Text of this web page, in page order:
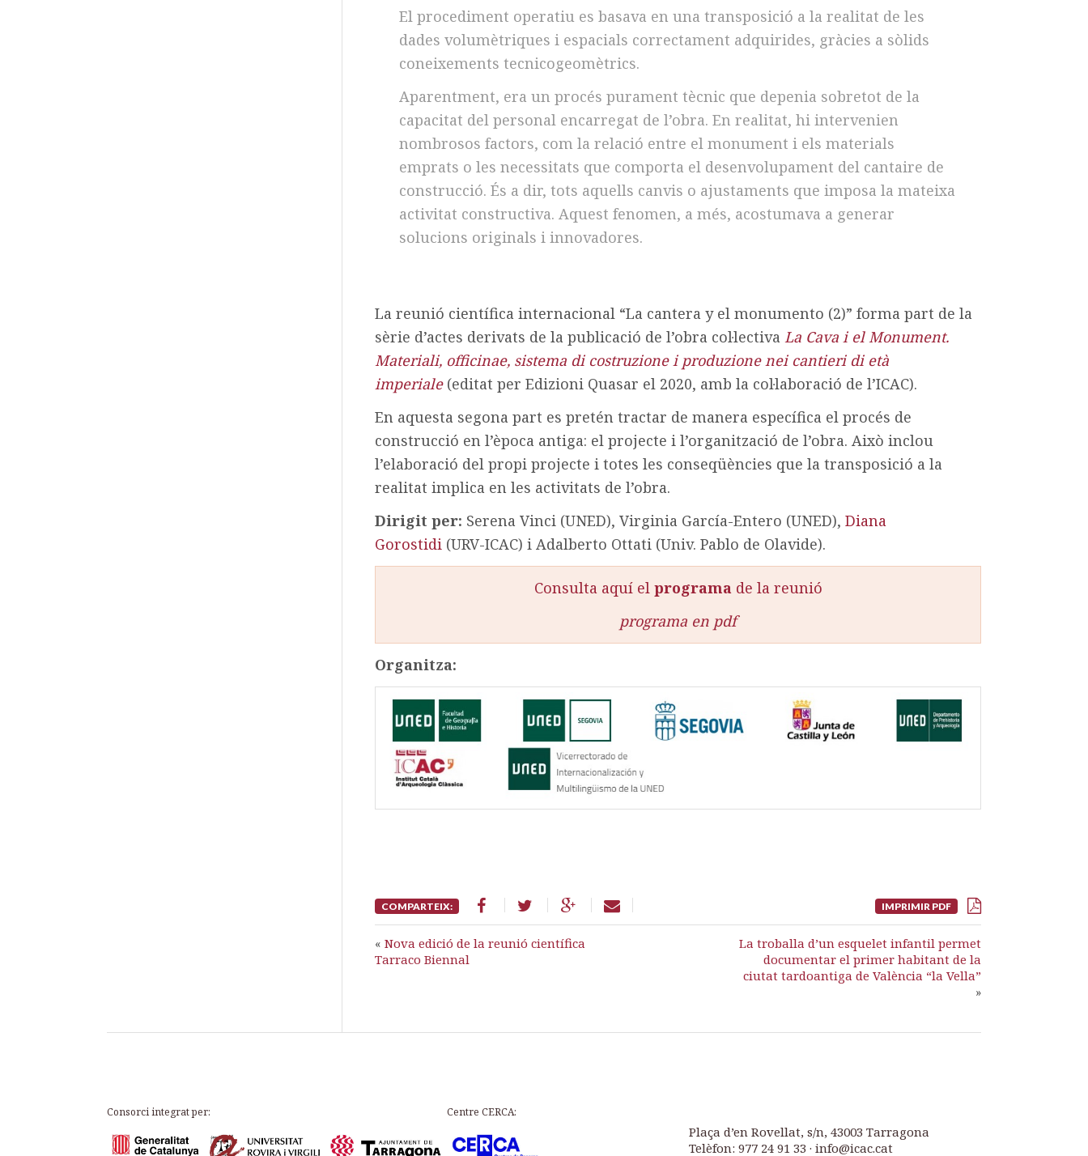
El procediment operatiu es basava en una transposició a la realitat de les
dades volumètriques i espacials correctament adquirides, gràcies a sòlids
coneixements tecnicogeomètrics.
Aparentment, era un procés purament tècnic que depenia sobretot de la
capacitat del personal encarregat de l’obra. En realitat, hi intervenien
nombrosos factors, com la relació entre el monument i els materials
emprats o les necessitats que comporta el desenvolupament del cantaire de
construcció. És a dir, tots aquells canvis o ajustaments que imposa la mateixa
activitat constructiva. Aquest fenomen, a més, acostumava a generar
solucions originals i innovadores.
La reunió científica internacional “La cantera y el monumento (2)” forma part de la
sèrie d’actes derivats de la publicació de l’obra col·lectiva La Cava i el Monument.
Materiali, officinae, sistema di costruzione i produzione nei cantieri di età
imperiale(editat per Edizioni Quasar el 2020, amb la col·laboració de l’ICAC).
En aquesta segona part es pretén tractar de manera específica el procés de
construcció en l’època antiga: el projecte i l’organització de l’obra. Això inclou
l’elaboració del propi projecte i totes les conseqüències que la transposició a la
realitat implica en les activitats de l’obra.
Dirigit per: Serena Vinci (UNED), Virginia García-Entero (UNED), Diana
Gorostidi (URV-ICAC) i Adalberto Ottati (Univ. Pablo de Olavide).
Consulta aquí el programade la reunió
programa en pdf
Organitza:
COMPARTEIX: IMPRIMIR PDF
« Nova edició de la reunió científica
Tarraco Biennal
La troballa d’un esquelet infantil permet
documentar el primer habitant de la
ciutat tardoantiga de València “la Vella”
»
Consorci integrat per: Centre CERCA:
Plaça d’en Rovellat, s/n, 43003 Tarragona
Telèfon: 977 24 91 33 · info@icac.cat